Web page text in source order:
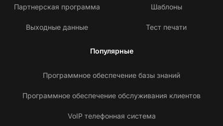
Партнерская программа
Выходные данные
Шаблоны
Тест печати
Популярные
Программное обеспечение базы знаний
Программное обеспечение обслуживания клиентов
VoIP телефонная система